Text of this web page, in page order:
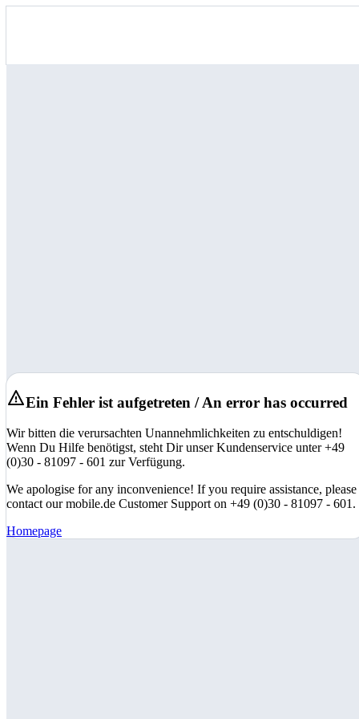
Ein Fehler ist aufgetreten / An error has occurred
Wir bitten die verursachten Unannehmlichkeiten zu entschuldigen!
Wenn Du Hilfe benötigst, steht Dir unser Kundenservice unter +49
(0)30 - 81097 - 601 zur Verfügung.
We apologise for any inconvenience! If you require assistance, please
contact our mobile.de Customer Support on +49 (0)30 - 81097 - 601.
Homepage